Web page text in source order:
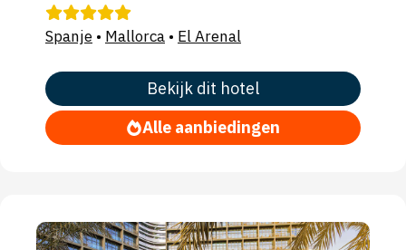
Spanje • Mallorca • El Arenal
Bekijk dit hotel
Alle aanbiedingen